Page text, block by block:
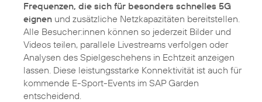
Frequenzen, die sich für besonders schnelles 5G
eignen und zusätzliche Netzkapazitäten bereitstellen.
Alle Besucher:innen können so jederzeit Bilder und
Videos teilen, parallele Livestreams verfolgen oder
Analysen des Spielgeschehens in Echtzeit anzeigen
lassen. Diese leistungsstarke Konnektivität ist auch für
kommende E-Sport-Events im SAP Garden
entscheidend.